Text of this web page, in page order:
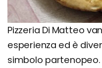
Pizzeria Di Matteo
esperienza ed è
simbolo partenopeo.